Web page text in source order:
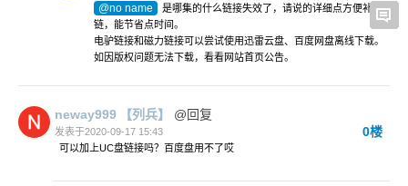
@no name
是哪集的什么链接失效了，请说的详细点方便补
链，能节省点时间。
电驴链接和磁力链接可以尝试使用迅雷云盘、百度网盘离线下载。
如因版权问题无法下载，看看网站首页公告。
neway999 【列兵】 @回复
发表于2020-09-17 15:43 0楼
可以加上UC盘链接吗？百度盘用不了哎